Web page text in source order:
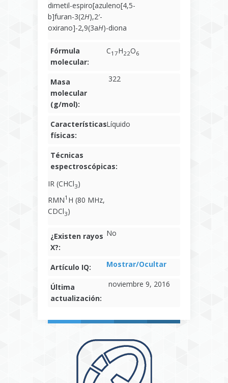
dimetil-espiro[azuleno[4,5-
b]furan-3(2H),2′-
oxirano]-2,9(3aH)-diona
Fórmula
molecular:
C17H22O6
Masa
molecular
(g/mol):
322
Características
físicas:
Líquido
Técnicas
espectroscópicas:
IR (CHCl3)
RMN1 H (80 MHz,
CDCl3)
¿Existen rayos
X?:
No
Artículo IQ: Mostrar/Ocultar
Última
actualización:
noviembre 9, 2016